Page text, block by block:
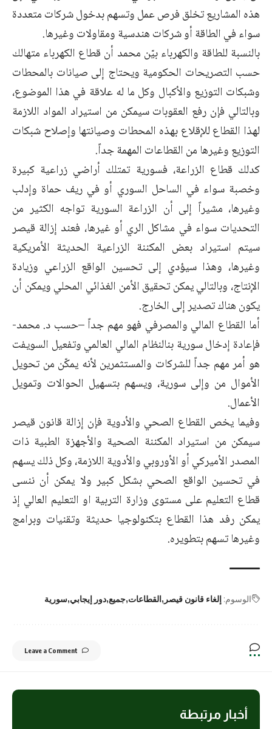
هذه المشاريع تخلق فرص عمل وتسهم بدخول شركات متعددة
سواء في الطاقة أو شركات هندسية ومقاولات وغيرها.
بالنسبة للطاقة والكهرباء بيّن محمد أن قطاع الكهرباء متهالك
حسب التصريحات الحكومية ويحتاج إلى صيانات بالمحطات
وشبكات التوزيع والأكبال وكل ما له علاقة في هذا الموضوع،
وبالتالي فإن رفع العقوبات سيمكن من استيراد المواد اللازمة
لهذا القطاع للإقلاع بهذه المحطات وصيانتها وإصلاح شبكات
التوزيع وغيرها من القطاعات المهمة جداً.
كدلك قطاع الزراعة، فسورية تمتلك أراضي زراعية كبيرة
وخصبة سواء في الساحل السوري أو في ريف حماة وإدلب
وغيرها، مشيراً إلى أن الزراعة السورية تواجه الكثير من
التحديات سواء في مشاكل الري أو غيرها، فعند إزالة قيصر
سيتم استيراد بعض المكننة الزراعية الحديثة الأمريكية
وغيرها، وهذا سيؤدي إلى تحسين الواقع الزراعي وزيادة
الإنتاج، وبالتالي يمكن تحقيق الأمن الغذائي المحلي ويمكن أن
يكون هناك تصدير إلى الخارج.
أما القطاع المالي والمصرفي فهو مهم جداً –حسب د. محمد-
فإعادة إدخال سورية بنالنظام المالي العالمي وتفعيل السويفت
هو أمر مهم جداً للشركات والمستثمرين لأنه يمكّن من تحويل
الأموال من وإلى سورية، ويسهم بتسهيل الحوالات وتمويل
الأعمال.
وفيما يخص القطاع الصحي والأدوية فإن إزالة قانون قيصر
سيمكن من استيراد المكننة الصحية والأجهزة الطبية ذات
المصدر الأميركي أو الأوروبي والأدوية اللازمة، وكل ذلك يسهم
في تحسين الواقع الصحي بشكل كبير ولا يمكن أن ننسى
قطاع التعليم على مستوى وزارة التربية او التعليم العالي إذ
يمكن رفد هذا القطاع بتكنولوجيا حديثة وتقنيات وبرامج
وغيرها تسهم بتطويره.
الوسوم: إلغاء قانون قيصر القطاعات جميع دور إيجابي سورية
Leave a Comment
أخبار مرتبطة